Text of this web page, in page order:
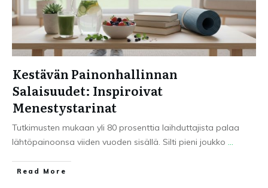
Kestävän Painonhallinnan
Salaisuudet: Inspiroivat
Menestystarinat
Tutkimusten mukaan yli 80 prosenttia laihduttajista palaa
lähtöpainoonsa viiden vuoden sisällä. Silti pieni joukko ...
Read More